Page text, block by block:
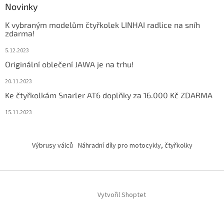
Novinky
K vybraným modelům čtyřkolek LINHAI radlice na sníh
zdarma!
5.12.2023
Originální oblečení JAWA je na trhu!
20.11.2023
Ke čtyřkolkám Snarler AT6 doplňky za 16.000 Kč ZDARMA
15.11.2023
Výbrusy válců Náhradní díly pro motocykly, čtyřkolky
Vytvořil Shoptet